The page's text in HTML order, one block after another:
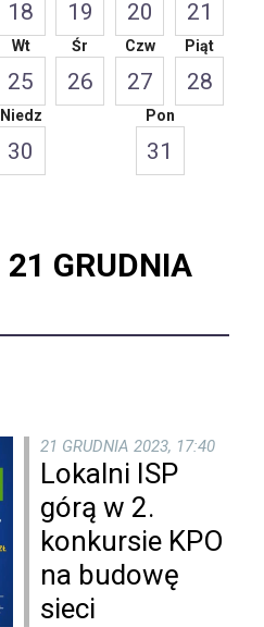
18 19 20 21
Wt
25
Śr
26
Czw
27
Piąt
28
Niedz
30
Pon
31
21 GRUDNIA
21 GRUDNIA 2023, 17:40
Lokalni ISP
górą w 2.
konkursie KPO
na budowę
sieci